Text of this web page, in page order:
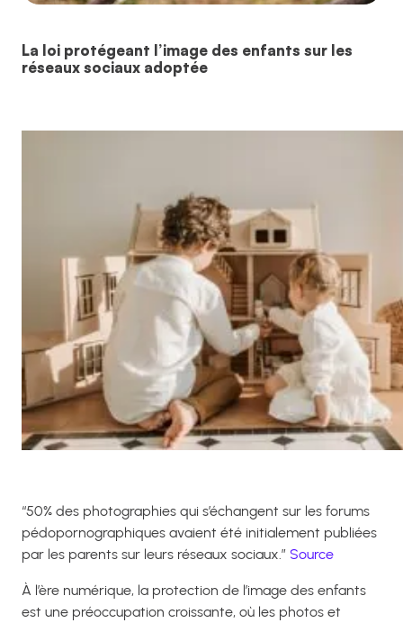
La loi protégeant l’image des enfants sur les
réseaux sociaux adoptée
“50% des photographies qui s’échangent sur les forums
pédopornographiques avaient été initialement publiées
par les parents sur leurs réseaux sociaux.” Source
À l’ère numérique, la protection de l’image des enfants
est une préoccupation croissante, où les photos et